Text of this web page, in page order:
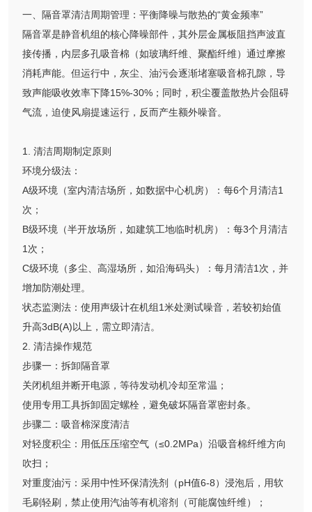
一、隔音罩清洁周期管理：平衡降噪与散热的“黄金频率”
隔音罩是静音机组的核心降噪部件，其外层金属板阻挡声波直
接传播，内层多孔吸音棉（如玻璃纤维、聚酯纤维）通过摩擦
消耗声能。但运行中，灰尘、油污会逐渐堵塞吸音棉孔隙，导
致声能吸收效率下降15%-30%；同时，积尘覆盖散热片会阻碍
气流，迫使风扇提速运行，反而产生额外噪音。
1. 清洁周期制定原则
环境分级法：
A级环境（室内清洁场所，如数据中心机房）：每6个月清洁1
次；
B级环境（半开放场所，如建筑工地临时机房）：每3个月清洁
1次；
C级环境（多尘、高湿场所，如沿海码头）：每月清洁1次，并
增加防潮处理。
状态监测法：使用声级计在机组1米处测试噪音，若较初始值
升高3dB(A)以上，需立即清洁。
2. 清洁操作规范
步骤一：拆卸隔音罩
关闭机组并断开电源，等待发动机冷却至常温；
使用专用工具拆卸固定螺栓，避免破坏隔音罩密封条。
步骤二：吸音棉深度清洁
对轻度积尘：用低压压缩空气（≤0.2MPa）沿吸音棉纤维方向
吹扫；
对重度油污：采用中性环保清洗剂（pH值6-8）浸泡后，用软
毛刷轻刷，禁止使用汽油等有机溶剂（可能腐蚀纤维）；